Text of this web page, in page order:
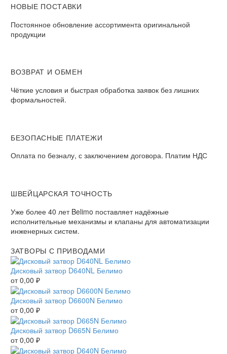
НОВЫЕ ПОСТАВКИ
Постоянное обновление ассортимента оригинальной
продукции
ВОЗВРАТ И ОБМЕН​
Чёткие условия и быстрая обработка заявок без лишних
формальностей.​
БЕЗОПАСНЫЕ ПЛАТЕЖИ​
Оплата по безналу, с заключением договора. Платим НДС​
ШВЕЙЦАРСКАЯ ТОЧНОСТЬ
Уже более 40 лет Belimo поставляет надёжные
исполнительные механизмы и клапаны для автоматизации
инженерных систем.
ЗАТВОРЫ С ПРИВОДАМИ
Дисковый затвор D640NL Белимо
от0,00 ₽
Дисковый затвор D6600N Белимо
от0,00 ₽
Дисковый затвор D665N Белимо
от0,00 ₽